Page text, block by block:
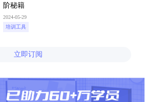
阶秘籍
2024-05-29
培训工具
立即订阅